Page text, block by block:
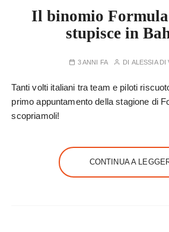
Il binomio
stupisce in
3 ANNI FA DI ALESSIA DI
Tanti volti italiani tra team e piloti
primo appuntamento della stagione di
scopriamoli!
CONTINUA A